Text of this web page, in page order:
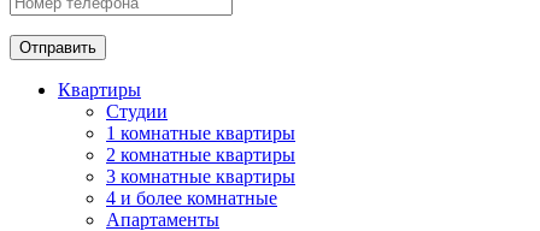
Отправить
Квартиры
Студии
1 комнатные квартиры
2 комнатные квартиры
3 комнатные квартиры
4 и более комнатные
Апартаменты